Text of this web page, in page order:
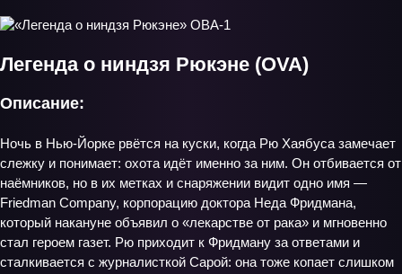
Легенда о ниндзя Рюкэне (OVA)
Описание:
Ночь в Нью‑Йорке рвётся на куски, когда Рю Хаябуса замечает
слежку и понимает: охота идёт именно за ним. Он отбивается от
наёмников, но в их метках и снаряжении видит одно имя —
Friedman Company, корпорацию доктора Неда Фридмана,
который накануне объявил о «лекарстве от рака» и мгновенно
стал героем газет. Рю приходит к Фридману за ответами и
сталкивается с журналисткой Сарой: она тоже копает слишком